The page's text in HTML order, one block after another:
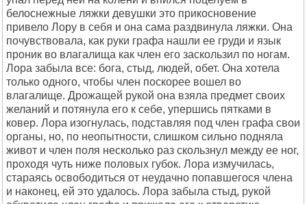
белоснежные ляжки девушки это прикосновение
привело Лору в себя и она сама раздвинула ляжки. Она
почувствовала, как руки графа нашли ее груди и язык
проник во влагалища как член его заскользил по ногам.
Лора забыла все: бога, стыд, людей, обет. Она хотела
только одного, чтобы член поскорее вошел во
влагалище. Дрожащей рукой она взяла предмет своих
желаний и потянула его к себе, упершись пятками в
ковер. Лора изогнулась, подставляя под член графа свои
органы, но, по неопытности, слишком сильно подняла
живот и член поля несколько раз скользнул между ее ног,
проходя чуть ниже половых губок. Лора измучилась,
стараясь освободиться от неудачно попавшегося члена
и наконец, ей это удалось. Лора забыла стыд, рукой